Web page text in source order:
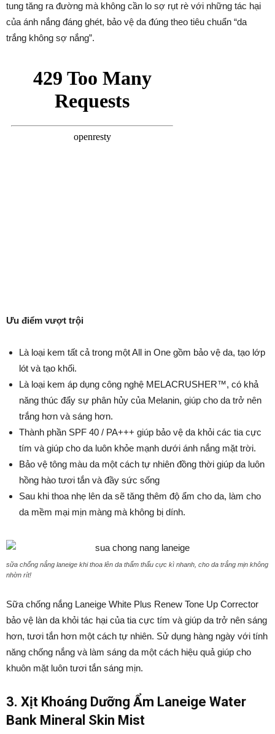
tung tăng ra đường mà không cần lo sợ rụt rè với những tác hại
của ánh nắng đáng ghét, bảo vệ da đúng theo tiêu chuẩn “da
trắng không sợ nắng”.
Ưu điểm vượt trội
Là loại kem tất cả trong một All in One gồm bảo vệ da, tạo lớp
lót và tạo khối.
Là loại kem áp dụng công nghệ MELACRUSHER™, có khả
năng thúc đẩy sự phân hủy của Melanin, giúp cho da trở nên
trắng hơn và sáng hơn.
Thành phần SPF 40 / PA+++ giúp bảo vệ da khỏi các tia cực
tím và giúp cho da luôn khỏe mạnh dưới ánh nắng mặt trời.
Bảo vệ tông màu da một cách tự nhiên đồng thời giúp da luôn
hồng hào tươi tắn và đầy sức sống
Sau khi thoa nhẹ lên da sẽ tăng thêm độ ẩm cho da, làm cho
da mềm mại mịn màng mà không bị dính.
sữa chống nắng laneige khi thoa lên da thẩm thấu cực kì nhanh, cho da trắng mịn không
nhờn rít!
Sữa chống nắng Laneige White Plus Renew Tone Up Corrector
bảo vệ làn da khỏi tác hại của tia cực tím và giúp da trở nên sáng
hơn, tươi tắn hơn một cách tự nhiên. Sử dụng hàng ngày với tính
năng chống nắng và làm sáng da một cách hiệu quả giúp cho
khuôn mặt luôn tươi tắn sáng mịn.
3. Xịt Khoáng Dưỡng Ẩm Laneige Water
Bank Mineral Skin Mist